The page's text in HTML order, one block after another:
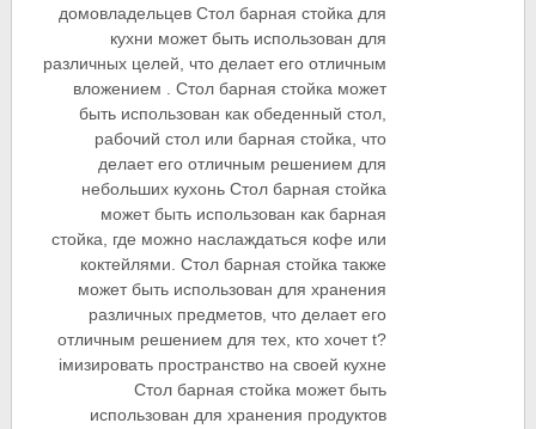
домовладельцев Стол барная стойка для
кухни может быть использован для
различных целей, что делает его отличным
вложением . Стол барная стойка может
быть использован как обеденный стол,
рабочий стол или барная стойка, что
делает его отличным решением для
небольших кухонь Стол барная стойка
может быть использован как барная
стойка, где можно наслаждаться кофе или
коктейлями. Стол барная стойка также
может быть использован для хранения
различных предметов, что делает его
отличным решением для тех, кто хочет t?
iмизировать пространство на своей кухне
Стол барная стойка может быть
использован для хранения продуктов